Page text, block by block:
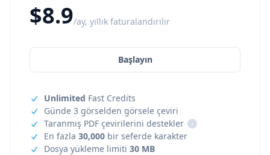
$8.9/ay, yıllık faturalandırılır
Başlayın
Unlimited Fast Credits
Günde 3 görselden görsele çeviri
Taranmış PDF çevirilerini destekler
i
En fazla 30,000 bir seferde karakter
Dosya yükleme limiti 30 MB